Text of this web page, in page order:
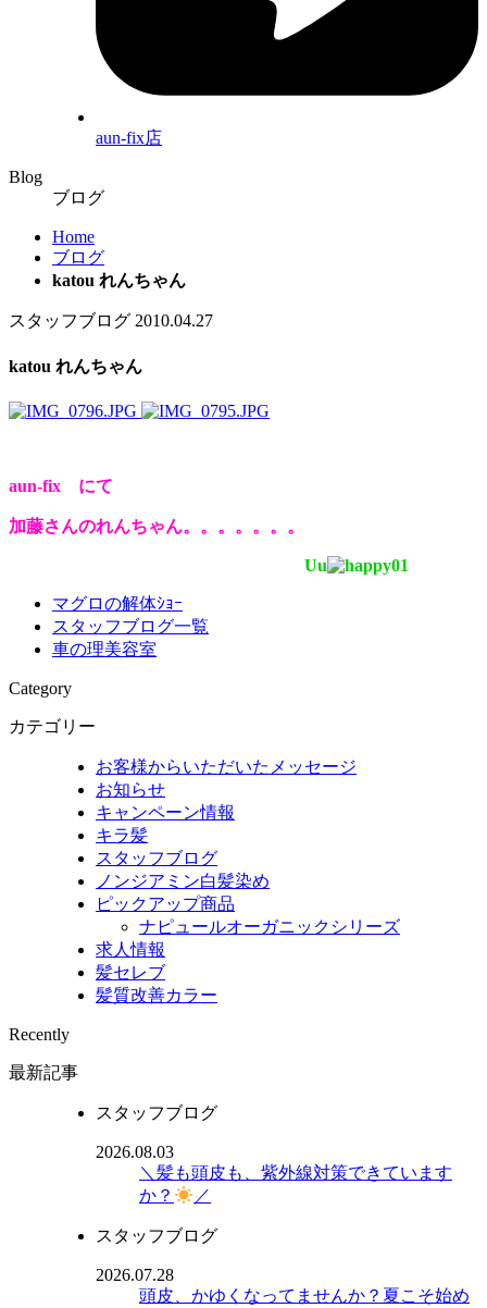
aun-fix店
Blog
ブログ
Home
ブログ
katou れんちゃん
スタッフブログ 2010.04.27
katou れんちゃん
aun-fix にて
加藤さんのれんちゃん。。。。。。。
Uu
マグロの解体ｼｮｰ
スタッフブログ一覧
車の理美容室
Category
カテゴリー
お客様からいただいたメッセージ
お知らせ
キャンペーン情報
キラ髪
スタッフブログ
ノンジアミン白髪染め
ピックアップ商品
ナピュールオーガニックシリーズ
求人情報
髪セレブ
髪質改善カラー
Recently
最新記事
スタッフブログ
2026.08.03
＼髪も頭皮も、紫外線対策できています
か？
／
スタッフブログ
2026.07.28
頭皮、かゆくなってませんか？夏こそ始め